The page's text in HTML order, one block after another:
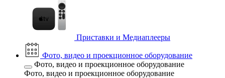
Приставки и Медиаплееры
Фото, видео и проекционное оборудование
Фото, видео и проекционное оборудование
Фото, видео и проекционное оборудование